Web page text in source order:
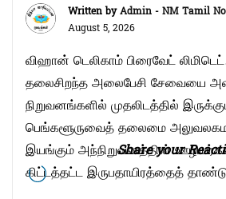
Written byAdmin - NM Tamil
August 5, 2026
விஹான் டெலிகாம் பிரைவேட்
தலைசிறந்த அலைபேசி சேவையை
நிறுவனங்களில் முதலிடத்தில்
பெங்களூருவைத் தலைமை
இயங்கும் அந்நிறுவனத்தின்
கிட்டத்தட்ட இருபதாயிரத்தைத்
Share your